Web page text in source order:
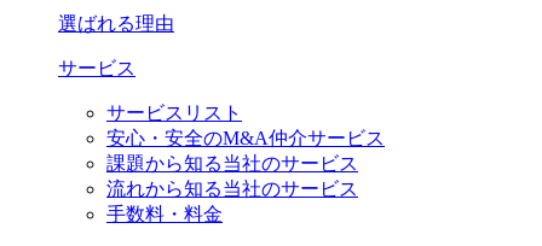
選ばれる理由
サービス
サービスリスト
安心・安全のM&A仲介サービス
課題から知る当社のサービス
流れから知る当社のサービス
手数料・料金